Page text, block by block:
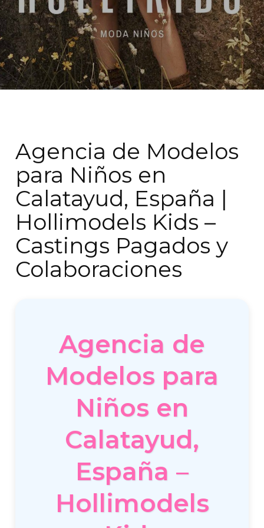
Agencia de Modelos
para Niños en
Calatayud, España |
Hollimodels Kids –
Castings Pagados y
Colaboraciones
Agencia de
Modelos para
Niños en
Calatayud,
España –
Hollimodels